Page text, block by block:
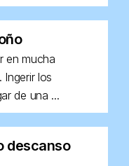
en mucha
los
de una ...
descanso